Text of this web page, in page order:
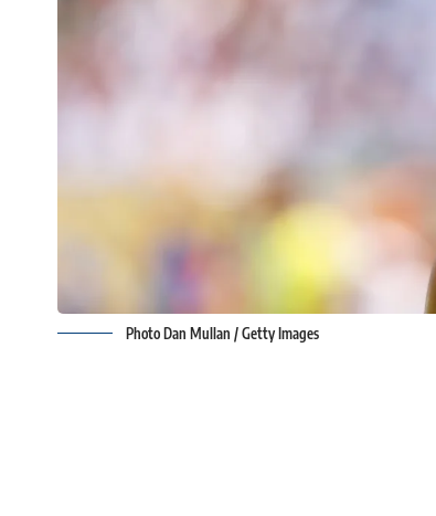
Photo Dan Mullan / Getty Images